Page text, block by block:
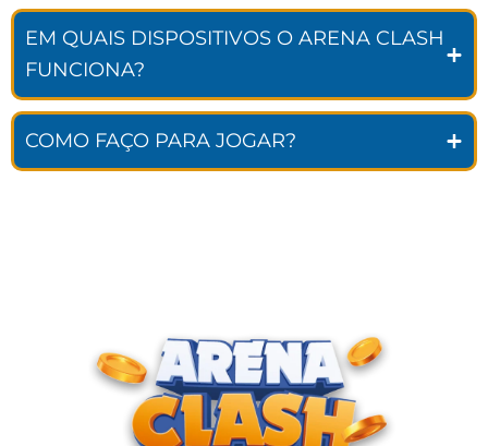
EM QUAIS DISPOSITIVOS O ARENA CLASH
FUNCIONA?
COMO FAÇO PARA JOGAR?